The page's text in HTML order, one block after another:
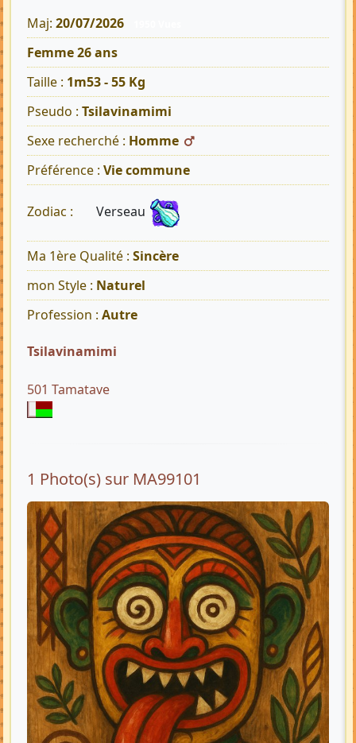
Maj: 20/07/2026
Femme 26 ans
Taille : 1m53 - 55 Kg
Pseudo : Tsilavinamimi
Sexe recherché : Homme
Préférence : Vie commune
Zodiac : Verseau
Ma 1ère Qualité : Sincère
mon Style : Naturel
Profession : Autre
Tsilavinamimi
501 Tamatave
1 Photo(s) sur MA99101